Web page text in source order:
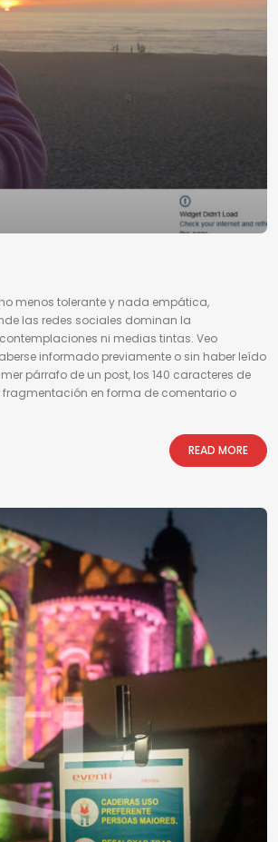
menos tolerante y nada empática,
las redes sociales dominan la
ni medias tintas. Veo
informado previamente o sin haber leído
párrafo de un post, los 140 caracteres de
en forma de comentario o
READ MORE